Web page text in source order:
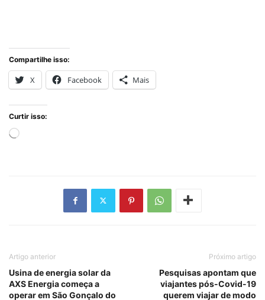
Compartilhe isso:
X Facebook Mais
Curtir isso:
Carregando...
Artigo anterior
Usina de energia solar da
AXS Energia começa a
operar em São Gonçalo do
Próximo artigo
Pesquisas apontam que
viajantes pós-Covid-19
querem viajar de modo